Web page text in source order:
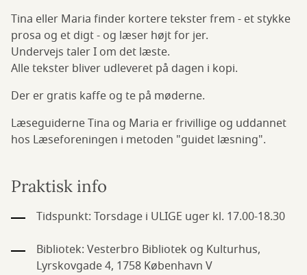
Tina eller Maria finder kortere tekster frem - et stykke
prosa og et digt - og læser højt for jer.
Undervejs taler I om det læste.
Alle tekster bliver udleveret på dagen i kopi.
Der er gratis kaffe og te på møderne.
Læseguiderne Tina og Maria er frivillige og uddannet
hos Læseforeningen i metoden "guidet læsning".
Praktisk info
Tidspunkt: Torsdage i ULIGE uger kl. 17.00-18.30
Bibliotek: Vesterbro Bibliotek og Kulturhus,
Lyrskovgade 4, 1758 København V